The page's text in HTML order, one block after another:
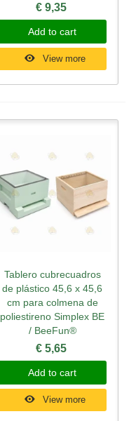
€ 9,35
Add to cart
View more
Tablero cubrecuadros
de plástico 45,6 x 45,6
cm para colmena de
poliestireno Simplex BE
/ BeeFun®
€ 5,65
Add to cart
View more